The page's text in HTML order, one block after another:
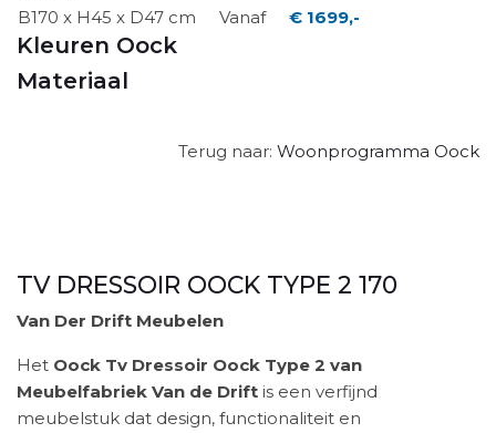
B170 x H45 x D47 cm
Vanaf € 1699,-
Kleuren Oock
Materiaal
Terug naar: Woonprogramma Oock
TV DRESSOIR OOCK TYPE 2 170
Van Der Drift Meubelen
Het Oock Tv Dressoir Oock Type 2 van
Meubelfabriek Van de Drift is een verfijnd
meubelstuk dat design, functionaliteit en